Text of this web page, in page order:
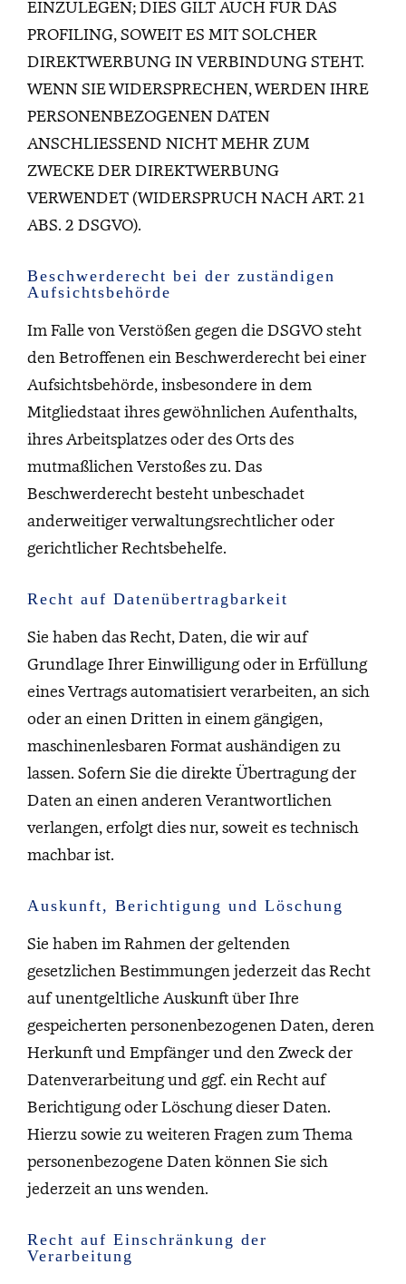
EINZULEGEN; DIES GILT AUCH FÜR DAS
PROFILING, SOWEIT ES MIT SOLCHER
DIREKTWERBUNG IN VERBINDUNG STEHT.
WENN SIE WIDERSPRECHEN, WERDEN IHRE
PERSONENBEZOGENEN DATEN
ANSCHLIESSEND NICHT MEHR ZUM
ZWECKE DER DIREKTWERBUNG
VERWENDET (WIDERSPRUCH NACH ART. 21
ABS. 2 DSGVO).
Beschwerde­recht bei der zuständigen
Aufsichts­behörde
Im Falle von Verstößen gegen die DSGVO steht
den Betroffenen ein Beschwerderecht bei einer
Aufsichtsbehörde, insbesondere in dem
Mitgliedstaat ihres gewöhnlichen Aufenthalts,
ihres Arbeitsplatzes oder des Orts des
mutmaßlichen Verstoßes zu. Das
Beschwerderecht besteht unbeschadet
anderweitiger verwaltungsrechtlicher oder
gerichtlicher Rechtsbehelfe.
Recht auf Daten­übertrag­barkeit
Sie haben das Recht, Daten, die wir auf
Grundlage Ihrer Einwilligung oder in Erfüllung
eines Vertrags automatisiert verarbeiten, an sich
oder an einen Dritten in einem gängigen,
maschinenlesbaren Format aushändigen zu
lassen. Sofern Sie die direkte Übertragung der
Daten an einen anderen Verantwortlichen
verlangen, erfolgt dies nur, soweit es technisch
machbar ist.
Auskunft, Berichtigung und Löschung
Sie haben im Rahmen der geltenden
gesetzlichen Bestimmungen jederzeit das Recht
auf unentgeltliche Auskunft über Ihre
gespeicherten personenbezogenen Daten, deren
Herkunft und Empfänger und den Zweck der
Datenverarbeitung und ggf. ein Recht auf
Berichtigung oder Löschung dieser Daten.
Hierzu sowie zu weiteren Fragen zum Thema
personenbezogene Daten können Sie sich
jederzeit an uns wenden.
Recht auf Einschränkung der
Verarbeitung